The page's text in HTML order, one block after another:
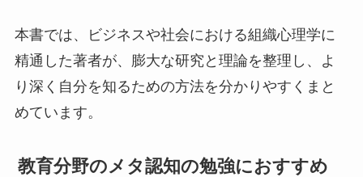
本書では、ビジネスや社会における組織心理学に
精通した著者が、膨大な研究と理論を整理し、よ
り深く自分を知るための方法を分かりやすくまと
めています。
教育分野のメタ認知の勉強におすすめ